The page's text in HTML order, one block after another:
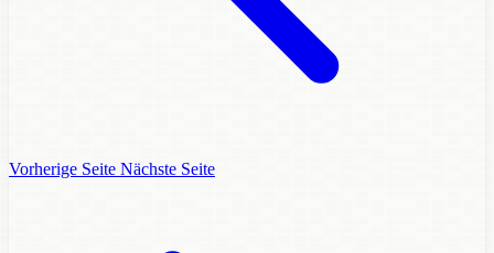
Vorherige Seite Nächste Seite